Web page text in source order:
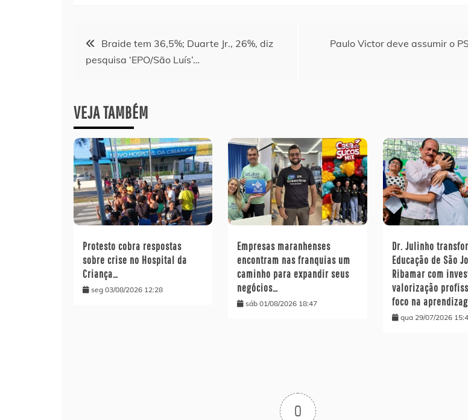
Navegação
de
Post
Braide tem 36,5%; Duarte Jr., 26%, diz
pesquisa ‘EPO/São Luís’…
Paulo Victor deve assumir o
VEJA TAMBÉM
Protesto cobra respostas
sobre crise no Hospital da
Criança…
seg 03/08/2026 12:28
Empresas maranhenses
encontram nas franquias um
caminho para expandir seus
negócios…
sáb 01/08/2026 18:47
Dr. Julinho
Educação de São
Ribamar com
valorização
foco na
qua 29/07/2026
0